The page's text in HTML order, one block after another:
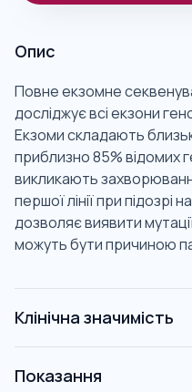
Опис
Повне екзомне
досліджує всі екзони
Екзоми складають
приблизно 85% відомих
викликають
першої лінії при підозрі
дозволяє виявити
можуть бути причиною
Клінічна значимість
Показання